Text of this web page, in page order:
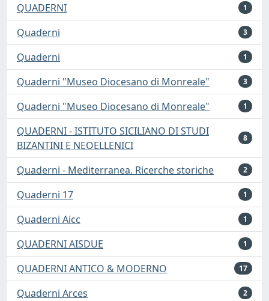
QUADERNI 1
Quaderni 3
Quaderni 1
Quaderni "Museo Diocesano di Monreale" 3
Quaderni "Museo Diocesano di Monreale" 1
QUADERNI - ISTITUTO SICILIANO DI STUDI
BIZANTINI E NEOELLENICI
8
Quaderni - Mediterranea. Ricerche storiche 2
Quaderni 17 1
Quaderni Aicc 1
QUADERNI AISDUE 1
QUADERNI ANTICO & MODERNO 17
Quaderni Arces 2